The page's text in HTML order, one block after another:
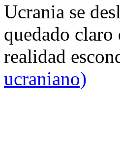
Ucrania se
quedado claro
realidad
ucraniano)